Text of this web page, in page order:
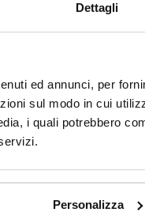
Dettagli
ed annunci, per
sul modo in cui
i quali potrebbero
Personalizza